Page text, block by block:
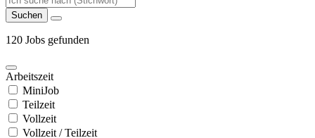
Suchen
120 Jobs gefunden
Arbeitszeit
MiniJob
Teilzeit
Vollzeit
Vollzeit / Teilzeit